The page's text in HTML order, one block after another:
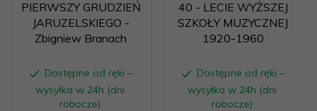
PIERWSZY GRUDZIEŃ
JARUZELSKIEGO -
Zbigniew Branach
Dostępne od ręki –
wysyłka w 24h (dni
robocze)
40 - LECIE WYŻSZEJ
SZKOŁY MUZYCZNEJ
1920-1960
Dostępne od ręki –
wysyłka w 24h (dni
robocze)